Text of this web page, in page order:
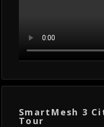
SmartMesh 3
Tour